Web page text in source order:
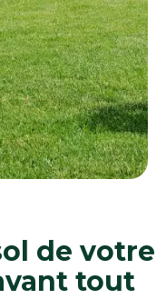
de votre
tout